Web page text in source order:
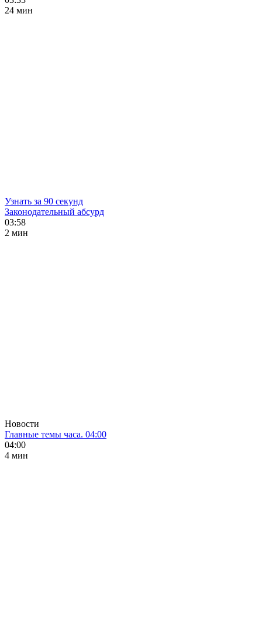
24 мин
Узнать за 90 секунд
Законодательный абсурд
03:58
2 мин
Новости
Главные темы часа. 04:00
04:00
4 мин